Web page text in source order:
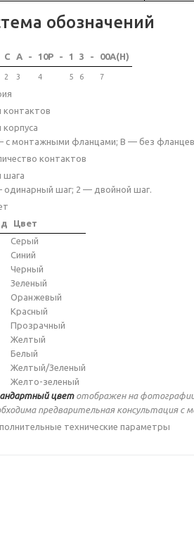
обозначений
C A - 10P - 1 3 - 00A(H)
2 3 4 5 6 7
контактов
корпуса
с монтажными фланцами; B — без
контактов
шага
одинарный шаг; 2 — двойной шаг.
Цвет
Серый
Синий
Черный
Зеленый
Оранжевый
Красный
Прозрачный
Желтый
Белый
Желтый/Зеленый
Желто-зеленый
цветотображен на
предварительная консультация с
технические параметры